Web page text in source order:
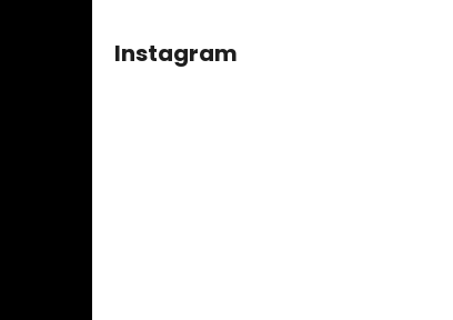
Instagram